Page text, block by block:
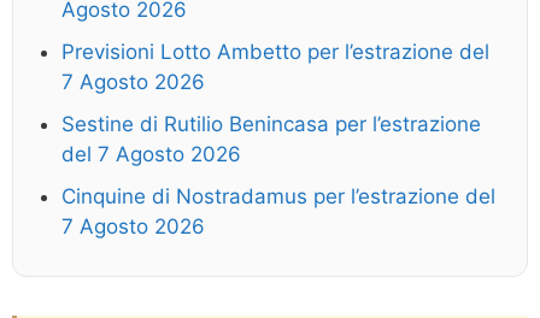
Agosto 2026
Previsioni Lotto Ambetto per l’estrazione del
7 Agosto 2026
Sestine di Rutilio Benincasa per l’estrazione
del 7 Agosto 2026
Cinquine di Nostradamus per l’estrazione del
7 Agosto 2026